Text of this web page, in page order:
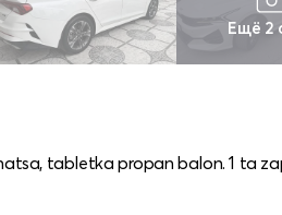
Ещё 2
tabletka propan balon. 1 ta